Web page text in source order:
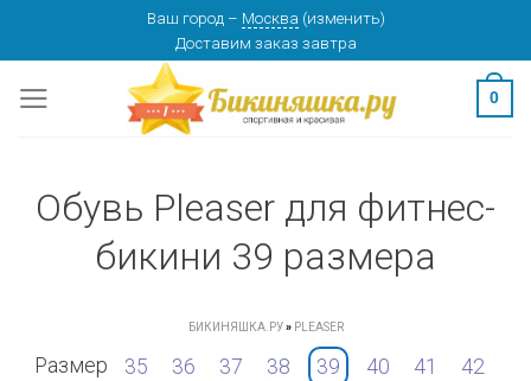
content
Ваш город – Москва (изменить)
Доставим заказ завтра
0
Обувь Pleaser для фитнес-
бикини 39 размера
БИКИНЯШКА.РУ» PLEASER
Размер 35 36 37 38 39 40 41 42